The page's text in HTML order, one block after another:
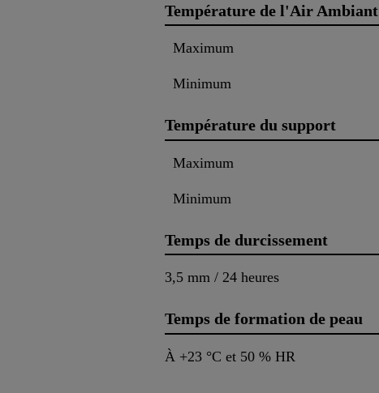
Température de l'Air Ambiant
Maximum
Minimum
Température du support
Maximum
Minimum
Temps de durcissement
3,5 mm / 24 heures
Temps de formation de peau
À +23 °C et 50 % HR